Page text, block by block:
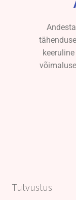
Tutvustus